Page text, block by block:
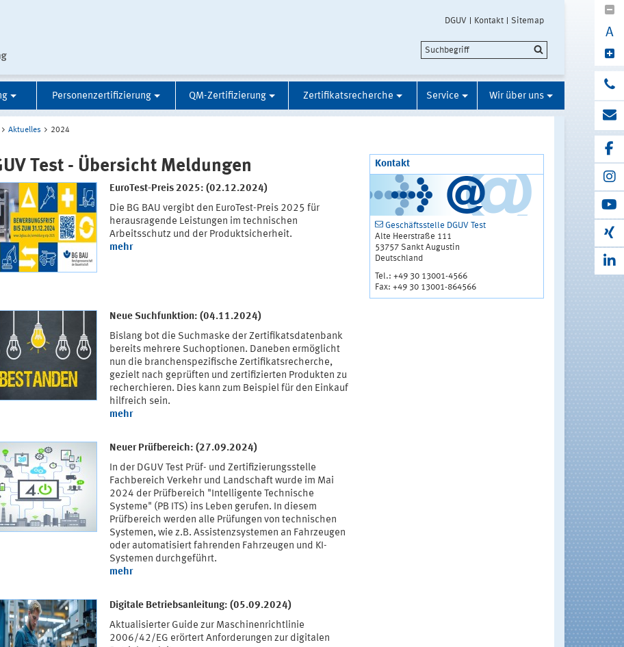
DGUV Kontakt Sitemap
A
Personenzertifizierung QM-Zertifizierung Zertifikatsrecherche Service Wir über uns
Aktuelles 2024
Test - Übersicht Meldungen
EuroTest-Preis 2025: (02.12.2024)
Die BG BAU vergibt den EuroTest-Preis 2025 für
herausragende Leistungen im technischen
Arbeitsschutz und der Produktsicherheit.
mehr
Neue Suchfunktion: (04.11.2024)
Bislang bot die Suchmaske der Zertifikatsdatenbank
bereits mehrere Suchoptionen. Daneben ermöglicht
nun die branchenspezifische Zertifikatsrecherche,
gezielt nach geprüften und zertifizierten Produkten zu
recherchieren. Dies kann zum Beispiel für den Einkauf
hilfreich sein.
mehr
Neuer Prüfbereich: (27.09.2024)
In der DGUV Test Prüf- und Zertifizierungsstelle
Fachbereich Verkehr und Landschaft wurde im Mai
2024 der Prüfbereich "Intelligente Technische
Systeme" (PB ITS) ins Leben gerufen. In diesem
Prüfbereich werden alle Prüfungen von technischen
Systemen, wie z.B. Assistenzsystemen an Fahrzeugen
oder automatisiert fahrenden Fahrzeugen und KI-
Systemen durchgeführt.
mehr
Digitale Betriebsanleitung: (05.09.2024)
Aktualisierter Guide zur Maschinenrichtlinie
2006/42/EG erörtert Anforderungen zur digitalen
Kontakt
Geschäftsstelle DGUV Test
Alte Heerstraße 111
53757 Sankt Augustin
Deutschland
Tel.: +49 30 13001-4566
Fax: +49 30 13001-864566